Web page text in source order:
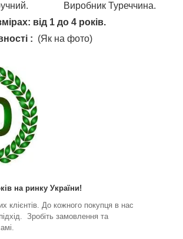
Виробник Туреччина.
від 1 до 4 років.
: (Як на фото)
на ринку України!
клієнтів. До кожного покупця в нас
Зробіть замовлення та